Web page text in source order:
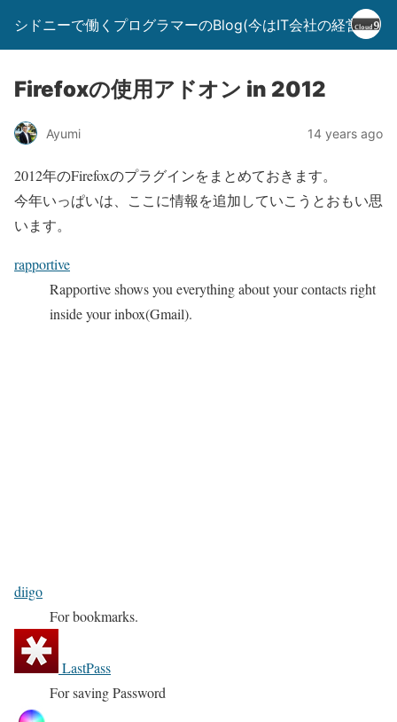
シドニーで働くプログラマーのBlog(今はIT会社の経営者)
Firefoxの使用アドオン in 2012
Ayumi 14 years ago
2012年のFirefoxのプラグインをまとめておきます。
今年いっぱいは、ここに情報を追加していこうとおもい思
います。
rapportive
Rapportive shows you everything about your contacts right
inside your inbox(Gmail).
diigo
For bookmarks.
LastPass
For saving Password